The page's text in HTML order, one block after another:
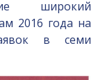
широкий
2016 года на
в семи